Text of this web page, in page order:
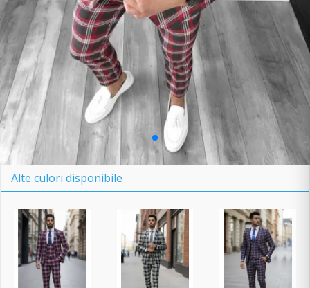
Alte culori disponibile